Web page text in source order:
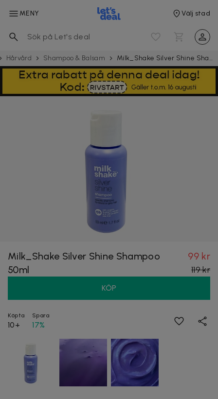
MENY Välj stad
Hårvård Shampoo & Balsam Milk_Shake Silver Shine Shampoo 50ml
Milk_Shake Silver Shine Shampoo
50ml
99 kr
119 kr
KÖP
Köpta
10+
Spara
17%